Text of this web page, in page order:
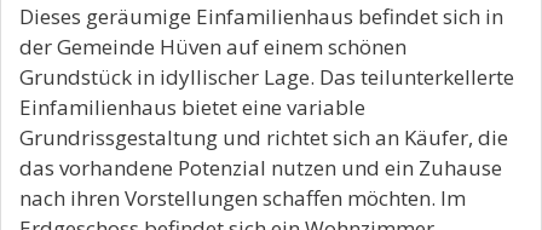
Dieses geräumige Einfamilienhaus befindet sich in
der Gemeinde Hüven auf einem schönen
Grundstück in idyllischer Lage. Das teilunterkellerte
Einfamilienhaus bietet eine variable
Grundrissgestaltung und richtet sich an Käufer, die
das vorhandene Potenzial nutzen und ein Zuhause
nach ihren Vorstellungen schaffen möchten. Im